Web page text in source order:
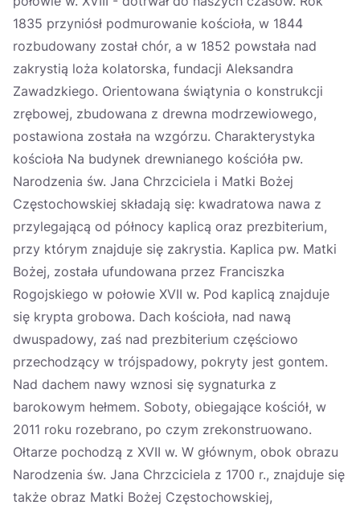
1835 przyniósł podmurowanie kościoła, w 1844
rozbudowany został chór, a w 1852 powstała nad
zakrystią loża kolatorska, fundacji Aleksandra
Zawadzkiego. Orientowana świątynia o konstrukcji
zrębowej, zbudowana z drewna modrzewiowego,
postawiona została na wzgórzu. Charakterystyka
kościoła Na budynek drewnianego kościóła pw.
Narodzenia św. Jana Chrzciciela i Matki Bożej
Częstochowskiej składają się: kwadratowa nawa z
przylegającą od północy kaplicą oraz prezbiterium,
przy którym znajduje się zakrystia. Kaplica pw. Matki
Bożej, została ufundowana przez Franciszka
Rogojskiego w połowie XVII w. Pod kaplicą znajduje
się krypta grobowa. Dach kościoła, nad nawą
dwuspadowy, zaś nad prezbiterium częściowo
przechodzący w trójspadowy, pokryty jest gontem.
Nad dachem nawy wznosi się sygnaturka z
barokowym hełmem. Soboty, obiegające kościół, w
2011 roku rozebrano, po czym zrekonstruowano.
Ołtarze pochodzą z XVII w. W głównym, obok obrazu
Narodzenia św. Jana Chrzciciela z 1700 r., znajduje się
także obraz Matki Bożej Częstochowskiej,